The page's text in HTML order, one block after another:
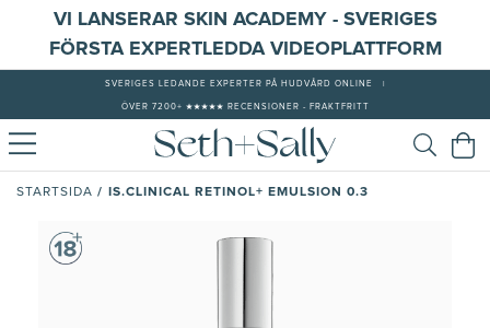
VI LANSERAR SKIN ACADEMY - SVERIGES
FÖRSTA EXPERTLEDDA VIDEOPLATTFORM
SVERIGES LEDANDE EXPERTER PÅ HUDVÅRD ONLINE
ÖVER 7200+ ★★★★★ RECENSIONER - FRAKTFRITT
STARTSIDA / IS.CLINICAL RETINOL+ EMULSION 0.3